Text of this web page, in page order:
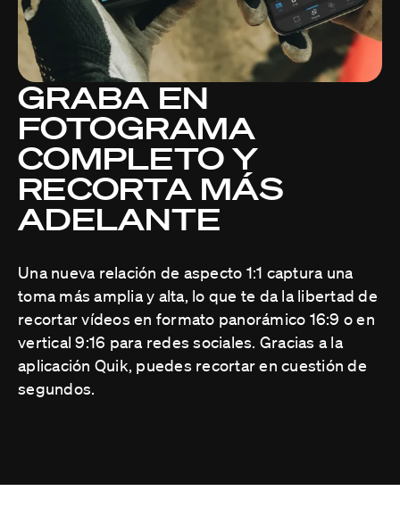
GRABA EN
FOTOGRAMA
COMPLETO Y
RECORTA MÁS
ADELANTE
Una nueva relación de aspecto 1:1 captura una
toma más amplia y alta, lo que te da la libertad de
recortar vídeos en formato panorámico 16:9 o en
vertical 9:16 para redes sociales. Gracias a la
aplicación Quik, puedes recortar en cuestión de
segundos.